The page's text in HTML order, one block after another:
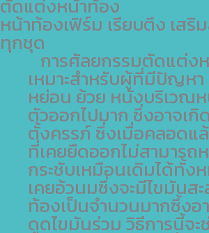
ตัดแต่งหน้าท้อง
หน้าท้องเฟิร์ม เรียบตึง เสริ
ทุกชุด
การศัลยกรรมตัดแต่ง
เหมาะสำหรับผู้ที่มีปัญห
หย่อน ย้วย หนังบริเวณ
ตัวออกไปมาก ซึ่งอาจเกิ
ตั้งครรภ์ ซึ่งเมื่อคลอดแ
ที่เคยยืดออกไม่สามารถ
กระชับเหมือนเดิมได้ทั้ง
เคยอ้วนมซึ่งจะมีไขมันส
ท้องเป็นจำนวนมากซึ้งอ
ดูดไขมันร่วม วิธีการนี้จะ